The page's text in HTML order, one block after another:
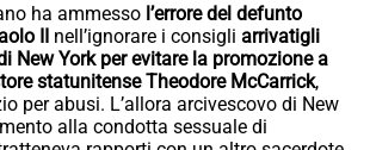
ha ammesso l’errore del defunto
II nell’ignorare i consigli arrivatigli
New York per evitare la promozione a
statunitense Theodore McCarrick,
per abusi. L’allora arcivescovo di New
alla condotta sessuale di